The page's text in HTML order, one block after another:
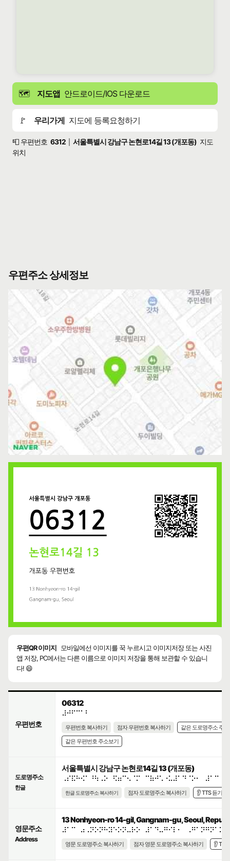
🗺️ 지도앱 안드로이드/IOS 다운로드
🚩 우리가게 지도에 등록요청하기
📮 우편번호 6312 서울특별시 강남구 논현로14길 13 (개포동) 지도
위치
우편주소 상세정보
우편QR 이미지
모바일에선 이미지를 꾹 누르시고 이미지저장 또는 사진
앱 저장, PC에서는 다른 이름으로 이미지 저장을 통해 보관할 수 있습니
다! 😄
우편번호
06312
⠼⠚⠋⠉⠁⠃
우편번호 복사하기 점자 우편번호 복사하기
같은 도로명주소 주
같은 우편번호 주소보기
도로명주소
한글
서울특별시 강남구 논현로14길 13 (개포동)
⠠⠎⠯⠓⠪⠁⠘⠳⠠⠕⠀⠫⠶⠉⠢⠈⠍⠀⠉⠷⠚⠡⠐⠥⠼⠁⠙⠈⠕⠂⠀⠼⠁⠉
한글 도로명주소 복사하기 점자 도로명주소 복사하기 👂 TTS 듣기
영문주소
Address
13 Nonhyeon-ro 14-gil, Gangnam-gu, Seoul,
영문 도로명주소 복사하기 점자 영문 도로명주소 복사하기 👂 TTS